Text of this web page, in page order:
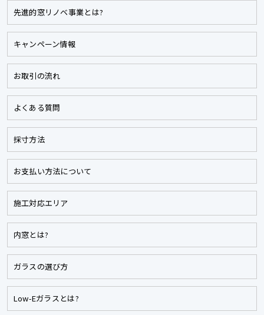
先進的窓リノベ事業とは?
キャンペーン情報
お取引の流れ
よくある質問
採寸方法
お支払い方法について
施工対応エリア
内窓とは?
ガラスの選び方
Low-Eガラスとは?